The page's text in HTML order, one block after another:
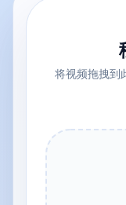
将视频拖拽到